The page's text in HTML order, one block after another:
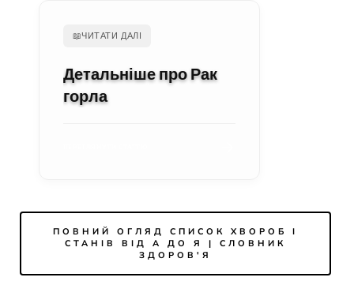
📖ЧИТАТИ ДАЛІ
Детальніше про Рак
горла
ПОВНИЙ ОГЛЯД СПИСОК ХВОРОБ І
СТАНІВ ВІД А ДО Я | СЛОВНИК
ЗДОРОВ'Я